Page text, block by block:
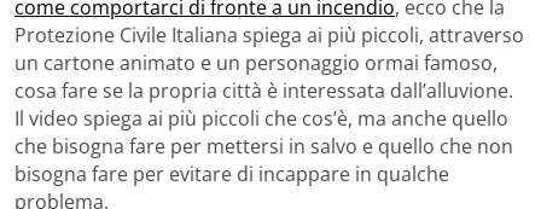
come comportarci di fronte a un incendio, ecco che la
Protezione Civile Italiana spiega ai più piccoli, attraverso
un cartone animato e un personaggio ormai famoso,
cosa fare se la propria città è interessata dall’alluvione.
Il video spiega ai più piccoli che cos’è, ma anche quello
che bisogna fare per mettersi in salvo e quello che non
bisogna fare per evitare di incappare in qualche
problema.